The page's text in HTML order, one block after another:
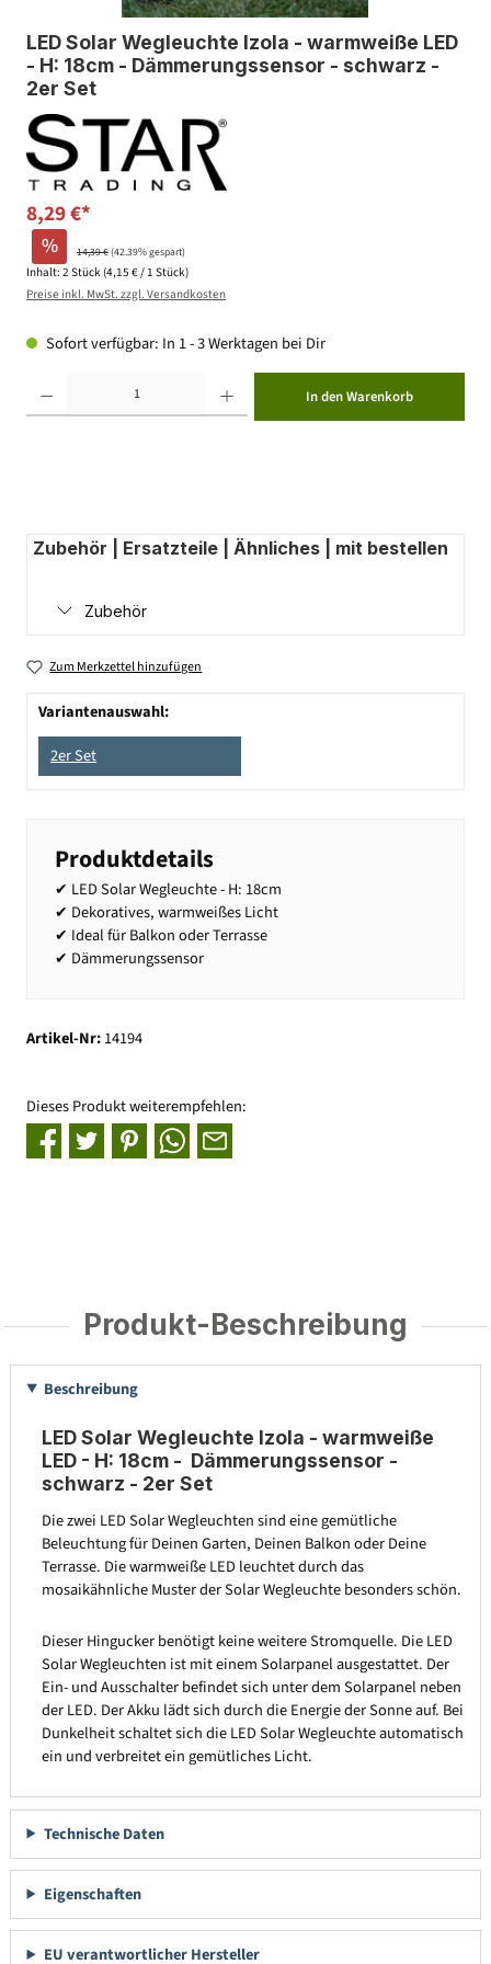
LED Solar Wegleuchte Izola - warmweiße LED
- H: 18cm - Dämmerungssensor - schwarz -
2er Set
8,29 €*
% 14,39 €(42.39% gespart)
Inhalt: 2 Stück (4,15 € / 1 Stück)
Preise inkl. MwSt. zzgl. Versandkosten
Sofort verfügbar: In 1 - 3 Werktagen bei Dir
In den Warenkorb
Zubehör | Ersatzteile | Ähnliches | mit bestellen
Zubehör
Zum Merkzettel hinzufügen
Variantenauswahl:
2er Set
Produktdetails
✔ LED Solar Wegleuchte - H: 18cm
✔ Dekoratives, warmweißes Licht
✔ Ideal für Balkon oder Terrasse
✔ Dämmerungssensor
Artikel-Nr:14194
Dieses Produkt weiterempfehlen:
Produkt-Beschreibung
Beschreibung
LED Solar Wegleuchte Izola - warmweiße
LED - H: 18cm - Dämmerungssensor -
schwarz - 2er Set
Die zwei LED Solar Wegleuchten sind eine gemütliche
Beleuchtung für Deinen Garten, Deinen Balkon oder Deine
Terrasse. Die warmweiße LED leuchtet durch das
mosaikähnliche Muster der Solar Wegleuchte besonders schön.
Dieser Hingucker benötigt keine weitere Stromquelle. Die LED
Solar Wegleuchten ist mit einem Solarpanel ausgestattet. Der
Ein- und Ausschalter befindet sich unter dem Solarpanel neben
der LED. Der Akku lädt sich durch die Energie der Sonne auf. Bei
Dunkelheit schaltet sich die LED Solar Wegleuchte automatisch
ein und verbreitet ein gemütliches Licht.
Technische Daten
Eigenschaften
EU verantwortlicher Hersteller